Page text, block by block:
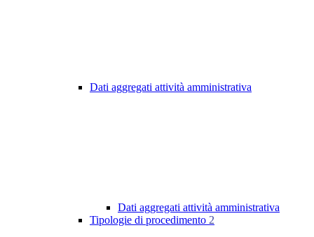
Dati aggregati attività amministrativa
Dati aggregati attività amministrativa
Tipologie di procedimento 2